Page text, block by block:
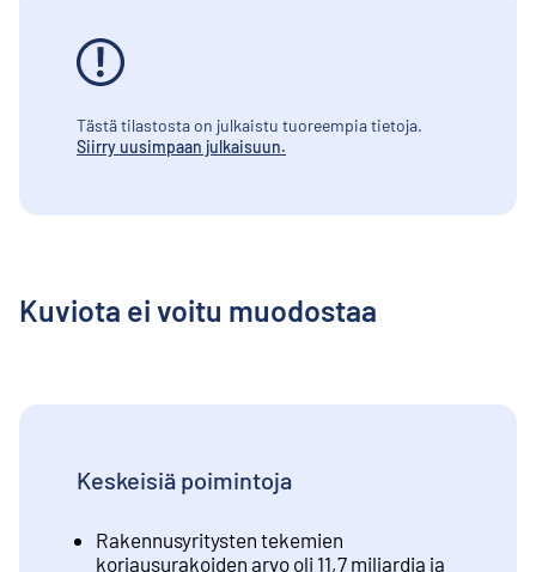
Tästä tilastosta on julkaistu tuoreempia tietoja.
Siirry uusimpaan julkaisuun.
Kuviota ei voitu muodostaa
Keskeisiä poimintoja
Rakennusyritysten tekemien
korjausurakoiden arvo oli 11,7 miljardia ja